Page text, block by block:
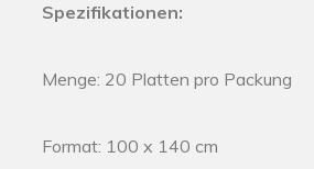
Spezifikationen:
Menge: 20 Platten pro Packung
Format: 100 x 140 cm